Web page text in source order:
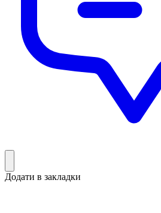
Додати в закладки